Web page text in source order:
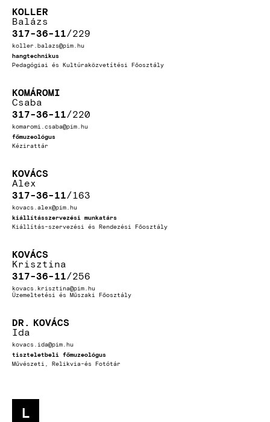
KOLLER
Balázs
317-36-11 229
koller.balazs@pim.hu
hangtechnikus
Pedagógiai és Kultúraközvetítési Főosztály
KOMÁROMI
Csaba
317-36-11 220
komaromi.csaba@pim.hu
főmuzeológus
Kézirattár
KOVÁCS
Alex
317-36-11 163
kovacs.alex@pim.hu
kiállításszervezési munkatárs
Kiállítás-szervezési és Rendezési Főosztály
KOVÁCS
Krisztina
317-36-11 256
kovacs.krisztina@pim.hu
Üzemeltetési és Műszaki Főosztály
DR. KOVÁCS
Ida
kovacs.ida@pim.hu
tiszteletbeli főmuzeológus
Művészeti, Relikvia-és Fotótár
L